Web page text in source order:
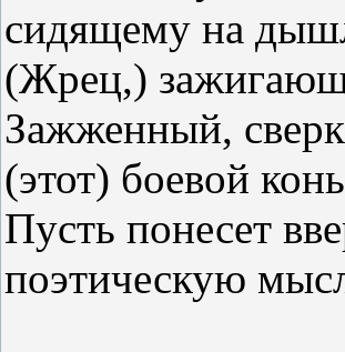
сидящему на
(Жрец,)
Зажженный,
(этот) боевой
Пусть понесет
поэтическую